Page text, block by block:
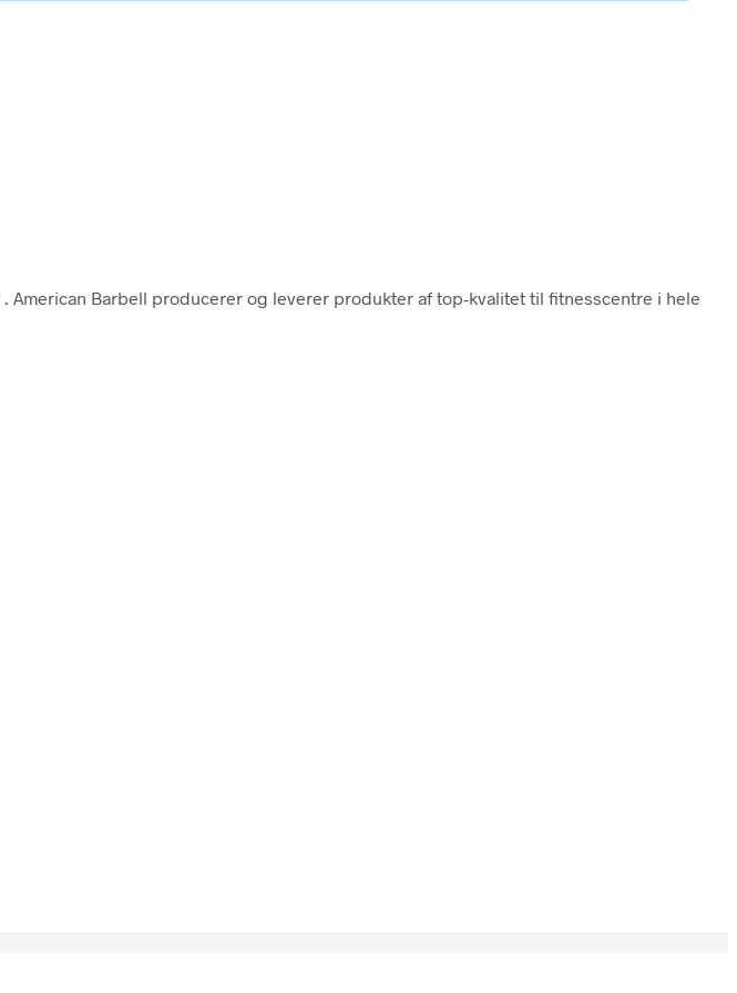
. American Barbell producerer og leverer produkter af top-kvalitet til fitnesscentre i hele